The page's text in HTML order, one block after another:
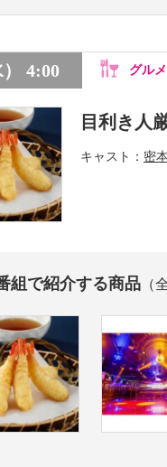
4:00 グル
目利き人
キャスト 密
組で紹介する商品 （